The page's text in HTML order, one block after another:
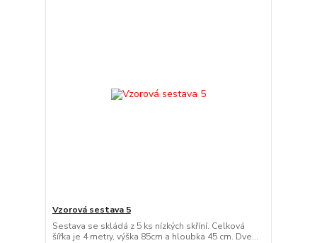
Vzorová sestava 5
Sestava se skládá z 5 ks nízkých skříní. Celková
šířka je 4 metry, výška 85cm a hloubka 45 cm. Dve...